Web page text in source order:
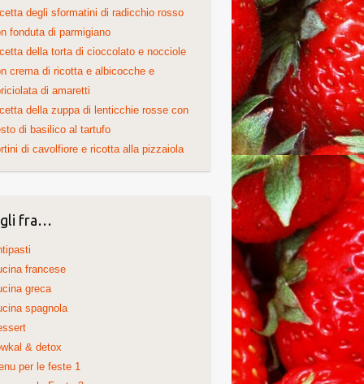
degli sformatini di radicchio rosso
fonduta di parmigiano
della torta di cioccolato e nocciole
crema di ricotta e albicocche e
di amaretti
della zuppa di lenticchie rosse con
di basilico al tartufo
di cavolfiore e ricotta alla pizzaiola
fra…
francese
greca
spagnola
& detox
per le feste 1